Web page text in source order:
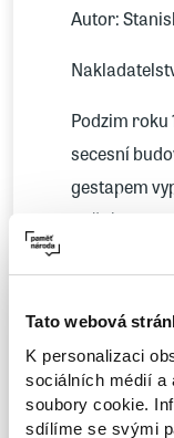
Tato webová
K personalizaci
sociálních médií a
soubory cookie.
sdílíme se svými
Autor:
Podzim roku
secesní
gestapem
noční
Gabčík s
borském
v Biu Elektra
se mísí pot